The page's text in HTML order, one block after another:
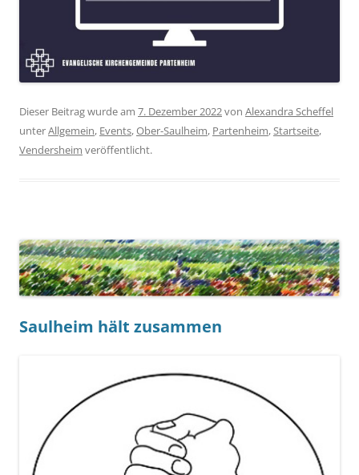
Dieser Beitrag wurde am 7. Dezember 2022von Alexandra Scheffel
unterAllgemein, Events,Ober-Saulheim, Partenheim,Startseite,
Vendersheim veröffentlicht.
Saulheim hält zusammen